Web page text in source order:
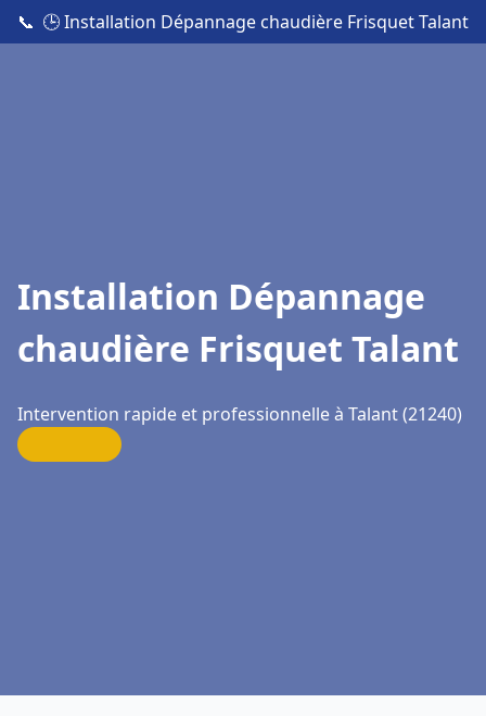
📞 🕒 Installation Dépannage chaudière Frisquet Talant
Installation Dépannage
chaudière Frisquet Talant
Intervention rapide et professionnelle à Talant (21240)